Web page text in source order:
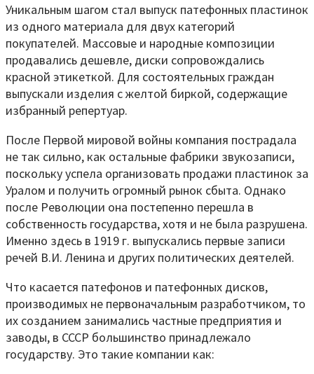
Уникальным шагом стал выпуск патефонных пластинок
из одного материала для двух категорий
покупателей. Массовые и народные композиции
продавались дешевле, диски сопровождались
красной этикеткой. Для состоятельных граждан
выпускали изделия с желтой биркой, содержащие
избранный репертуар.
После Первой мировой войны компания пострадала
не так сильно, как остальные фабрики звукозаписи,
поскольку успела организовать продажи пластинок за
Уралом и получить огромный рынок сбыта. Однако
после Революции она постепенно перешла в
собственность государства, хотя и не была разрушена.
Именно здесь в 1919 г. выпускались первые записи
речей В.И. Ленина и других политических деятелей.
Что касается патефонов и патефонных дисков,
производимых не первоначальным разработчиком, то
их созданием занимались частные предприятия и
заводы, в СССР большинство принадлежало
государству. Это такие компании как: